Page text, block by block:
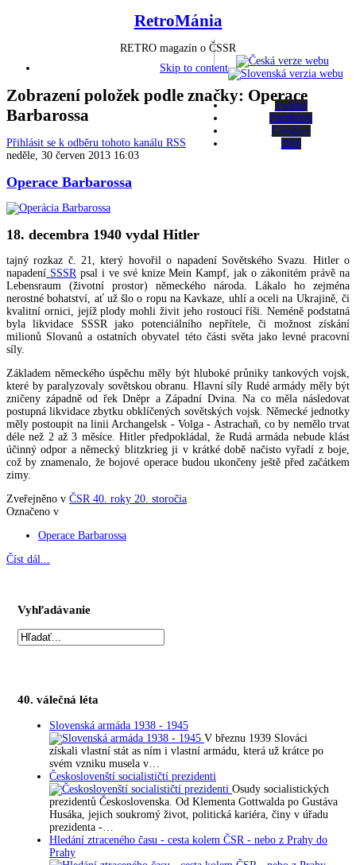
RetroMánia
RETRO magazín o ČSSR
Twitter
Facebook
Google+
RSS
Skip to content
Zobrazení položek podle značky: Operace
Barbarossa
Přihlásit se k odběru tohoto kanálu RSS
neděle, 30 červen 2013 16:03
Operace Barbarossa
18. decembra 1940 vydal Hitler
tajný rozkaz č. 21, který hovořil o napadení Sovětského Svazu. Hitler o
napadení SSSRpsal i ve své knize Mein Kampf, jak o zákonitém právě na
Lebensraum (životní prostor) německého národa. Lákalo ho zejména
nerostné bohatství, ať už šlo o ropu na Kavkaze, uhlí a oceli na Ukrajině, či
kvalitní ornici, jejíž plody mohli živit jeho rostoucí říši. Neméně podstatná
byla likvidace SSSR jako potenciálního nepřítele, či možnost získání
milionů Slovanů a ostatních obyvatel této části světa jako levné pracovní
síly.
Základem německého úspěchu měly být hluboké průniky tankových vojsk,
které by paralyzovaly sovětskou obranu. Hlavní síly Rudé armády měly být
zničeny západně od řek Dněpr a Západní Dvina. Na co měla následovat
postupná likvidace zbytku obklíčených sovětských vojsk. Německé jednotky
měly postoupit na linii Archangelsk - Volga - Astrachaň, co by nemělo trvat
déle než 2 až 3 měsíce. Hitler předpokládal, že Rudá armáda nebude klást
účinný odpor a německý blitzkrieg ji v krátké době načisto vyřadí z boje,
což by znamenalo, že bojové operace budou ukončeny ještě před začátkem
zimy.
Zveřejněno v ČSR 40. roky 20. storočia
Označeno v
Operace Barbarossa
Číst dál...
Vyhľadávanie
40. válečná léta
Slovenská armáda 1938 - 1945
V březnu 1939 Slováci
získali vlastní stát as ním i vlastní armádu, která už krátce po
svém vzniku musela v…
Českoslovenští socialističtí prezidenti
Osudy socialistických
prezidentů Československa. Od Klementa Gottwalda po Gustáva
Husáka, jejich soukromý život, politická kariéra, činy v úřadu
prezidenta -…
Hledání ztraceného času - cesta kolem ČSR - nebo z Prahy do
Prahy